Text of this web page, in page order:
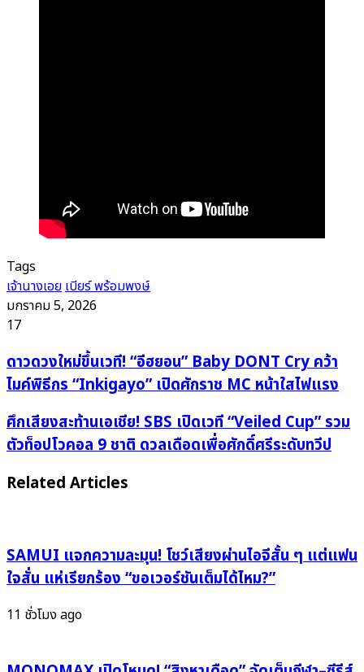
Tags
เจ้านางเอยเบียร์ พร้อมพงษ์
มกราคม 5, 2026
17
ดาว
ดวง
ขึ้น
เวที!
“อีฮ
ยอน”
คว้า
ไมค์
“Inkigayo”
ดาวดวงใหม่ขึ้นเวที! “อีฮยอน” Baby DONT Cry คว้า
ไมค์พิธีกร “Inkigayo” เปิดศักราช MC หน้าใสไฟแรง
ศึก
เสียง
เอเชีย!
“Veiled
Cup”
ตัว
ศึกเสียงสะท้านเอเชีย! SBS เปิดเวที “Veiled Cup” รวม
ตัวท็อปโวคอล 9 ชาติ ดวลเดือดเพื่อศักดิ์ศรีระดับทวีป
Related Articles
SAMUI แจกความละมุน! โชว์เสียงผ่านไอจีสั้น ๆ แต่แฟน
ใจสั่น แห่เรียกร้อง “ขอเวอร์ชันเต็มได้ไหม?”
11 ชั่วโมง ago